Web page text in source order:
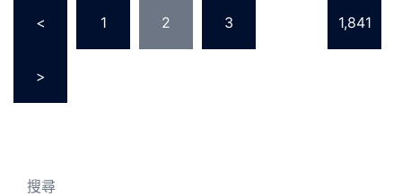
< 1 2 3 1,841
>
搜尋